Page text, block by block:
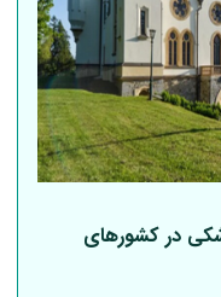
در کشورهای